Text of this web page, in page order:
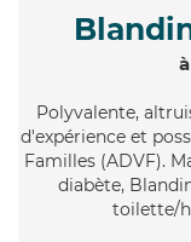
Polyvalente,
d'expérience et
Familles (ADVF).
diabète,
toilette/